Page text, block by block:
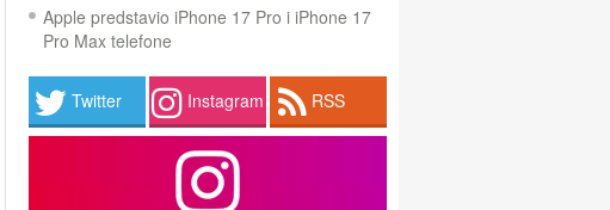
Apple predstavio iPhone 17 Pro i iPhone 17
Pro Max telefone
Twitter Instagram RSS